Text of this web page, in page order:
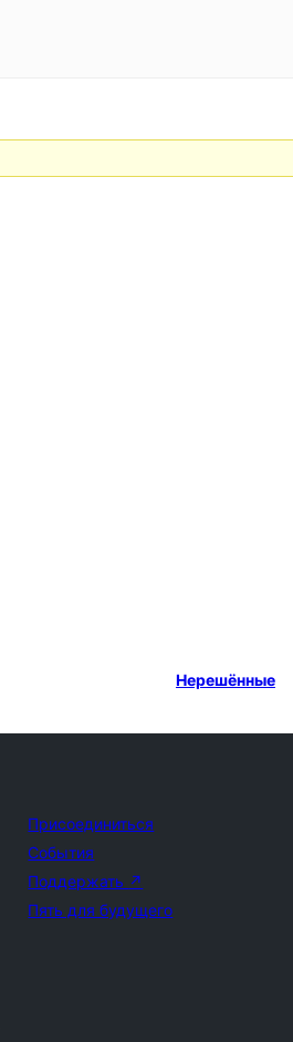
Нерешённые
Присоединиться
События
Поддержать ↗
Пять для будущего